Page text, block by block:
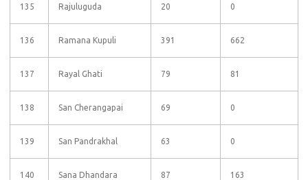
135 Rajuluguda 20 0
136 Ramana Kupuli 391 662
137 Rayal Ghati 79 81
138 San Cherangapai 69 0
139 San Pandrakhal 63 0
140 Sana Dhandara 87 163